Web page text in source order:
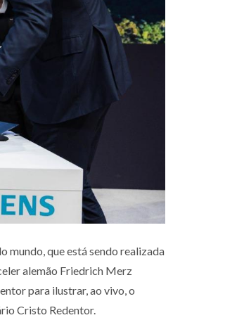
mundo, que está sendo realizada
alemão Friedrich Merz
para ilustrar, ao vivo, o
Cristo Redentor.